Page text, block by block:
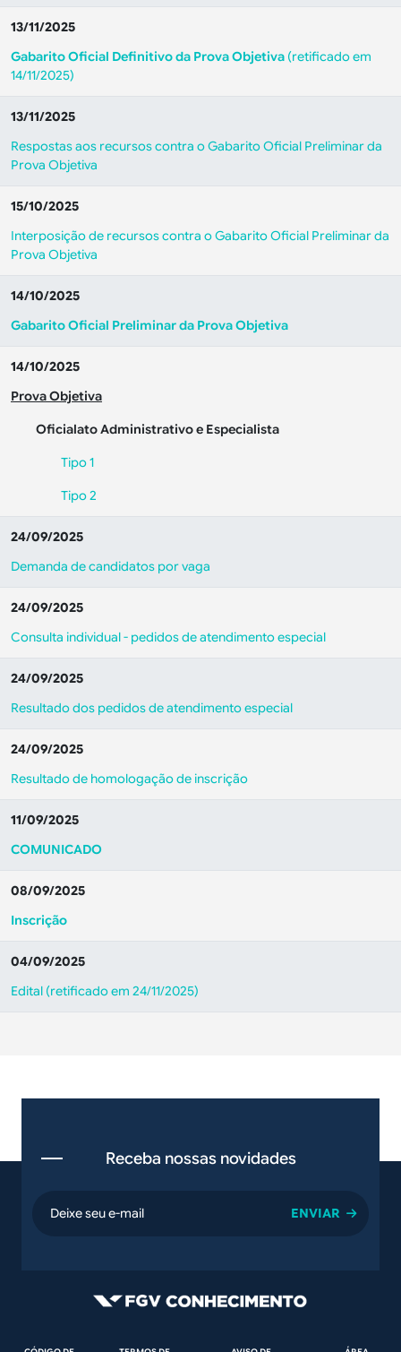
13/11/2025
Gabarito Oficial Definitivo da Prova Objetiva (retificado em
14/11/2025)
13/11/2025
Respostas aos recursos contra o Gabarito Oficial Preliminar da
Prova Objetiva
15/10/2025
Interposição de recursos contra o Gabarito Oficial Preliminar da
Prova Objetiva
14/10/2025
Gabarito Oficial Preliminar da Prova Objetiva
14/10/2025
Prova Objetiva
Oficialato Administrativo e Especialista
Tipo 1
Tipo 2
24/09/2025
Demanda de candidatos por vaga
24/09/2025
Consulta individual - pedidos de atendimento especial
24/09/2025
Resultado dos pedidos de atendimento especial
24/09/2025
Resultado de homologação de inscrição
11/09/2025
COMUNICADO
08/09/2025
Inscrição
04/09/2025
Edital (retificado em 24/11/2025)
Receba nossas novidades
email
Rodapé